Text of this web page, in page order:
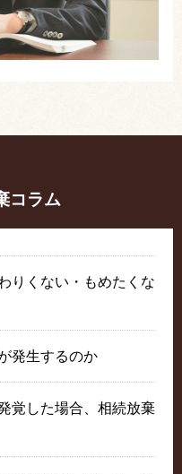
コラム
りくない・もめたくな
発生するのか
覚した場合、相続放棄